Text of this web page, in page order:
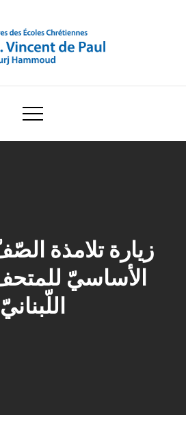
de Paul
زيارة تلامذة
الأساسيّ
اللّبنانيّ